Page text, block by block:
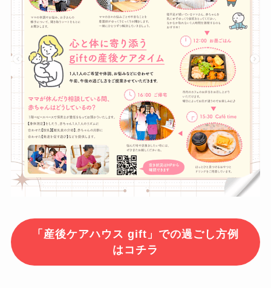
「産後ケアハウス gift」での過ごし方例
はコチラ